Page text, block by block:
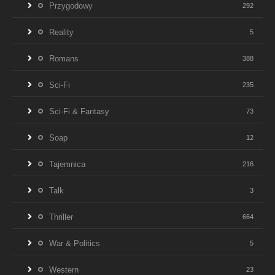
Przygodowy 292
Reality 5
Romans 388
Sci-Fi 235
Sci-Fi & Fantasy 73
Soap 12
Tajemnica 216
Talk 3
Thriller 664
War & Politics 5
Western 23